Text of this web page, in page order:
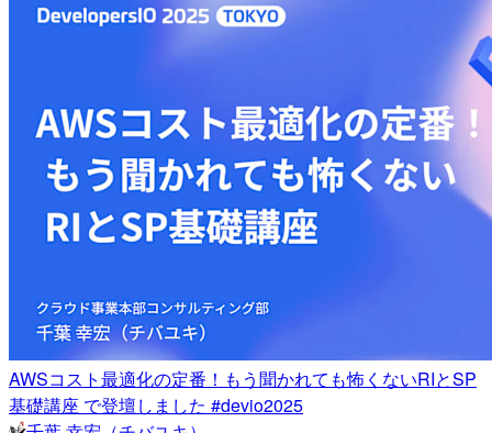
AWSコスト最適化の定番！もう聞かれても怖くないRIとSP
基礎講座 で登壇しました #devio2025